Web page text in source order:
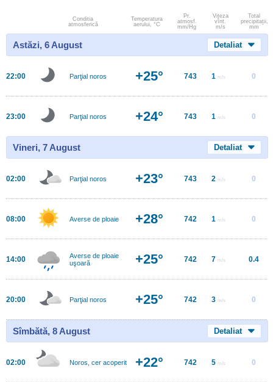
Conditia
atmosferică
Temperatura
aerului, °C
Pr.
atmosf.
mm/Hg
Viteza
vînt.
m/s
Total
precipitații,
mm
Astăzi, 6 August Detaliat
22:00 Parţial noros +25° 743 1 m/s 0
23:00 Parţial noros +24° 743 1 m/s 0
Vineri, 7 August Detaliat
02:00 Parţial noros +23° 743 2 m/s 0
08:00 Averse de ploaie +28° 742 1 m/s 0
14:00
Averse de ploaie
uşoară
+25° 742 7 m/s 0.4
20:00 Parţial noros +25° 742 3 m/s 0
Sîmbătă, 8 August Detaliat
02:00 Noros, cer acoperit +22° 742 5 m/s 0